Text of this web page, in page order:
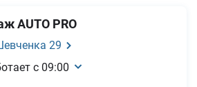
AUTO PRO
29
с 09:00